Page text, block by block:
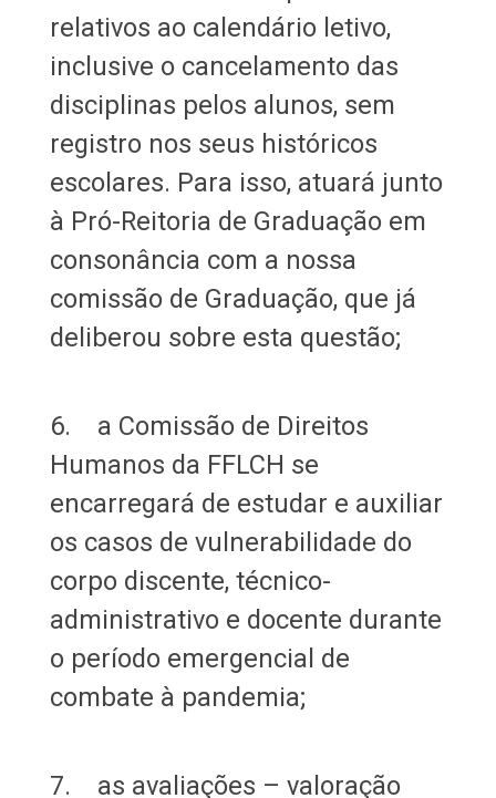
relativos ao calendário letivo,
inclusive o cancelamento das
disciplinas pelos alunos, sem
registro nos seus históricos
escolares. Para isso, atuará junto
à Pró-Reitoria de Graduação em
consonância com a nossa
comissão de Graduação, que já
deliberou sobre esta questão;
6. a Comissão de Direitos
Humanos da FFLCH se
encarregará de estudar e auxiliar
os casos de vulnerabilidade do
corpo discente, técnico-
administrativo e docente durante
o período emergencial de
combate à pandemia;
7. as avaliações – valoração